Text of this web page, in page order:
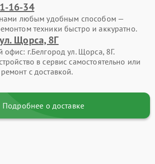
16-34
нами любым удобным способом —
техники быстро и аккуратно.
Щорса, 8Г
офис: г.Белгород ул. Щорса, 8Г.
в сервис самостоятельно или
с доставкой.
Подробнее о доставке